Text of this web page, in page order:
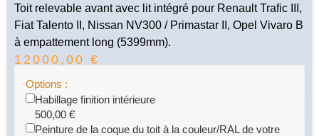
Toit relevable avant avec lit intégré pour Renault Trafic III,
Fiat Talento II, Nissan NV300 / Primastar II, Opel Vivaro B
à empattement long (5399mm).
12000,00 €
Options :
Habillage finition intérieure
500,00 €
Peinture de la coque du toit à la couleur/RAL de votre